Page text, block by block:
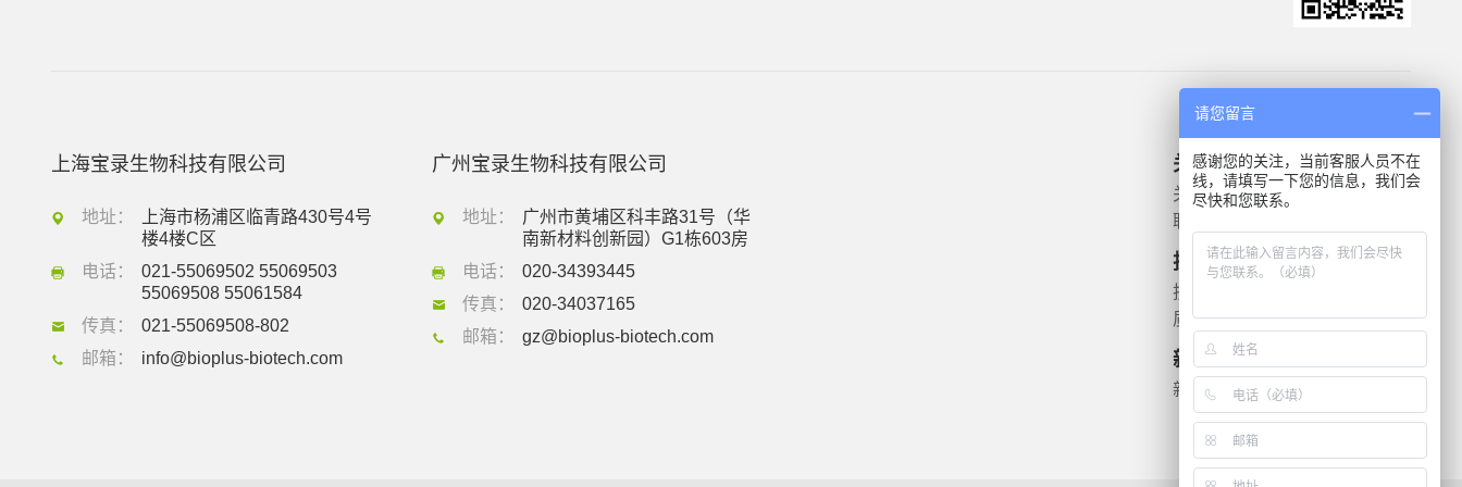
上海宝录生物科技有限公司
地址：
上海市杨浦区临青路430号4号
楼4楼C区
电话：
021-55069502 55069503
55069508 55061584
传真：
021-55069508-802
邮箱：
info@bioplus-biotech.com
广州宝录生物科技有限公司
地址：
广州市黄埔区科丰路31号（华
南新材料创新园）G1栋603房
电话：
020-34393445
传真：
020-34037165
邮箱：
gz@bioplus-biotech.com
关于我们
关于我们
联系我们
技术支持
技术文档
质检报告
新闻资讯
新闻动态
产品信息
微生物质控菌株
遗传毒理
药敏检测
请您留言
感谢您的关注，当前客服人员不在
线，请填写一下您的信息，我们会
尽快和您联系。